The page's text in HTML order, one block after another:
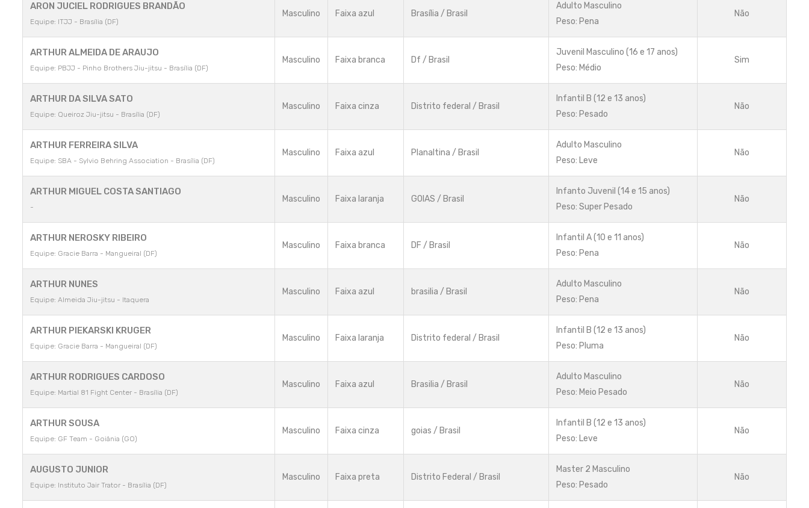
ARON JUCIEL RODRIGUES BRANDÃO
Equipe: ITJJ - Brasília (DF)
Masculino Faixa azul Brasília / Brasil
Adulto Masculino
Peso: Pena
Não
ARTHUR ALMEIDA DE ARAUJO
Equipe: PBJJ - Pinho Brothers Jiu-jitsu - Brasília (DF)
Masculino Faixa branca Df / Brasil
Juvenil Masculino (16 e 17 anos)
Peso: Médio
Sim
ARTHUR DA SILVA SATO
Equipe: Queiroz Jiu-jitsu - Brasília (DF)
Masculino Faixa cinza Distrito federal / Brasil
Infantil B (12 e 13 anos)
Peso: Pesado
Não
ARTHUR FERREIRA SILVA
Equipe: SBA - Sylvio Behring Association - Brasília (DF)
Masculino Faixa azul Planaltina / Brasil
Adulto Masculino
Peso: Leve
Não
ARTHUR MIGUEL COSTA SANTIAGO
-
Masculino Faixa laranja GOIAS / Brasil
Infanto Juvenil (14 e 15 anos)
Peso: Super Pesado
Não
ARTHUR NEROSKY RIBEIRO
Equipe: Gracie Barra - Mangueiral (DF)
Masculino Faixa branca DF / Brasil
Infantil A (10 e 11 anos)
Peso: Pena
Não
ARTHUR NUNES
Equipe: Almeida Jiu-jitsu - Itaquera
Masculino Faixa azul brasilia / Brasil
Adulto Masculino
Peso: Pena
Não
ARTHUR PIEKARSKI KRUGER
Equipe: Gracie Barra - Mangueiral (DF)
Masculino Faixa laranja Distrito federal / Brasil
Infantil B (12 e 13 anos)
Peso: Pluma
Não
ARTHUR RODRIGUES CARDOSO
Equipe: Martial 81 Fight Center - Brasília (DF)
Masculino Faixa azul Brasilia / Brasil
Adulto Masculino
Peso: Meio Pesado
Não
ARTHUR SOUSA
Equipe: GF Team - Goiânia (GO)
Masculino Faixa cinza goias / Brasil
Infantil B (12 e 13 anos)
Peso: Leve
Não
AUGUSTO JUNIOR
Equipe: Instituto Jair Trator - Brasília (DF)
Masculino Faixa preta Distrito Federal / Brasil
Master 2 Masculino
Peso: Pesado
Não